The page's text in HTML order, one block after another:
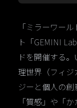
「ミラーワー
ト「GEMINI
ドを開催する
理世界（フィジ
ジーと個人の
「質感」や「